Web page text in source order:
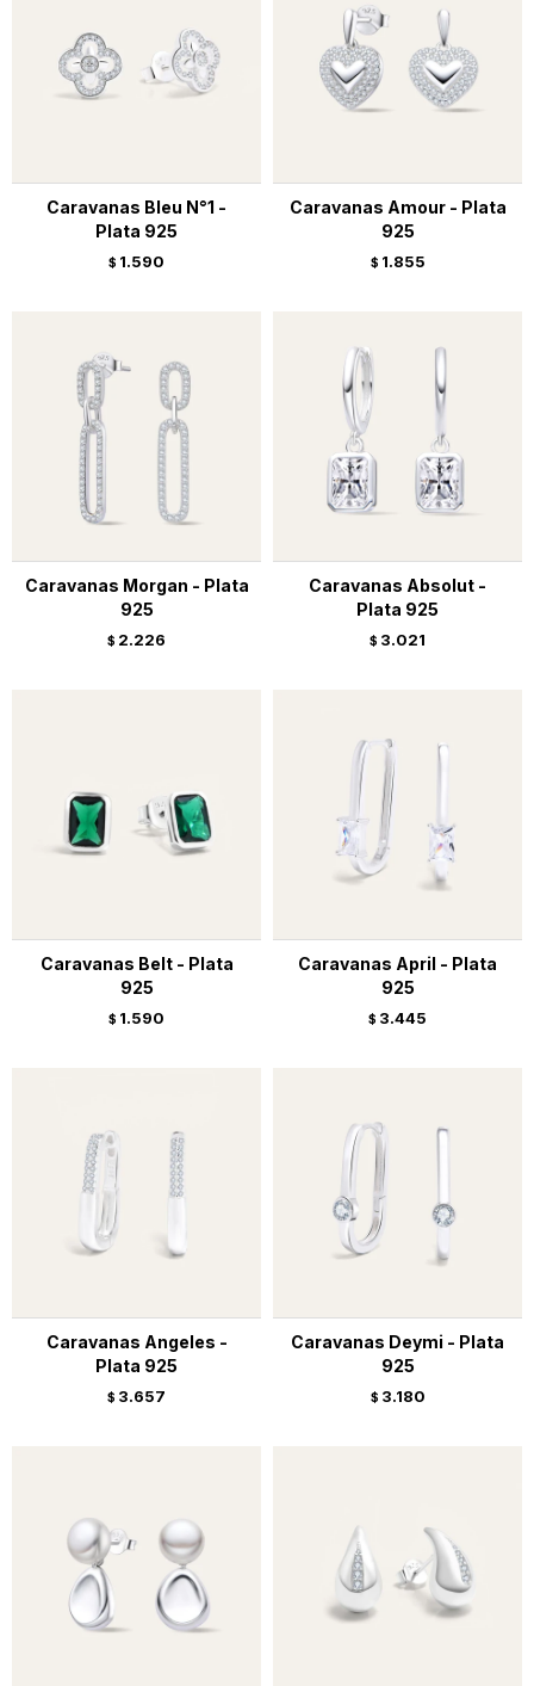
Caravanas Bleu N°1 -
Plata 925
$ 1.590
Caravanas Amour - Plata
925
$ 1.855
Caravanas Morgan - Plata
925
$ 2.226
Caravanas Absolut -
Plata 925
$ 3.021
Caravanas Belt - Plata
925
$ 1.590
Caravanas April - Plata
925
$ 3.445
Caravanas Angeles -
Plata 925
$ 3.657
Caravanas Deymi - Plata
925
$ 3.180